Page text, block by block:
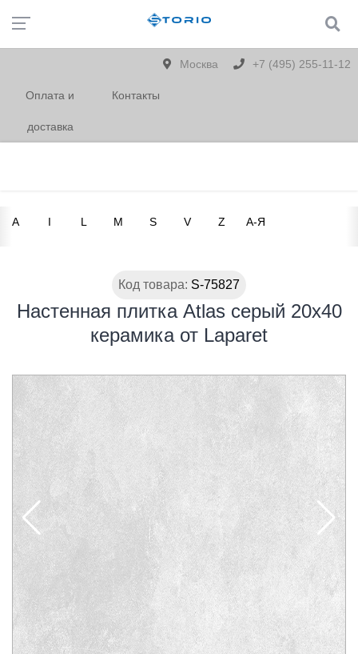
Москва +7 (495) 255-11-12
Оплата и
доставка
Контакты
A I L M S V Z А-Я
Код товара: S-75827
Настенная плитка Atlas серый 20х40
керамика от Laparet